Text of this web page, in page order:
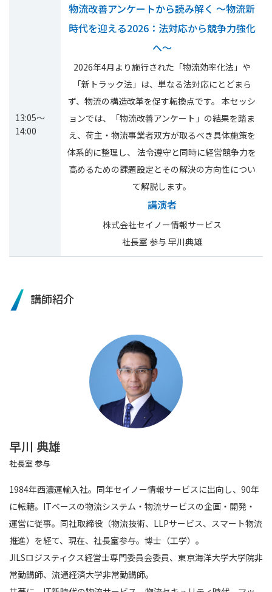
13:05～
14:00
物流改善アンケートから読み解く ～物流新
時代を迎える2026：法対応から競争力強化
へ～
2026年4月より施行された「物流効率化法」や
「新トラック法」は、単なる法対応にとどまら
ず、物流の構造改革を促す転換点です。 本セッシ
ョンでは、「物流改善アンケート」の結果を踏ま
え、荷主・物流事業者双方が取るべき具体施策を
体系的に整理し、 法令遵守と同時に経営競争力を
高めるための課題設定とその解決の方向性につい
て解説します。
講演者
株式会社セイノー情報サービス
社長室 参与 早川典雄
講師紹介
早川 典雄
社長室 参与
1984年西濃運輸入社。同年セイノー情報サービスに出向し、90年
に転籍。ITベースの物流システム・物流サービスの企画・開発・
運営に従事。同社取締役（物流技術、LLPサービス、スマート物流
推進）を経て、現在、社長室参与。博士（工学）。
JILSロジスティクス経営士専門委員会委員、東京海洋大学大学院非
常勤講師、流通経済大学非常勤講師。